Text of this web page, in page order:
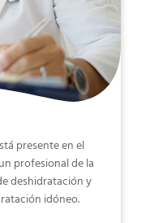
presente en el
profesional de la
deshidratación y
idóneo.